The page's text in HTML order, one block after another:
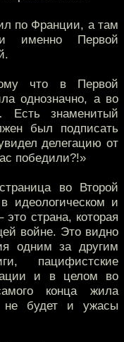
по Франции, а там
именно Первой
что в Первой
однозначно, а во
Есть знаменитый
был подписать
делегацию от
победили?!»
во Второй
идеологическом и
страна, которая
войне. Это видно
одним за другим
пацифистские
и в целом во
конца жила
не будет и ужасы